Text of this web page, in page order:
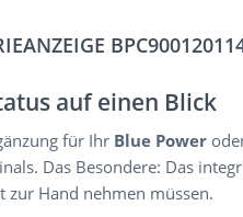
auf einen Blick
für Ihr Blue Power
Das Besondere: Das
zur Hand nehmen müssen.